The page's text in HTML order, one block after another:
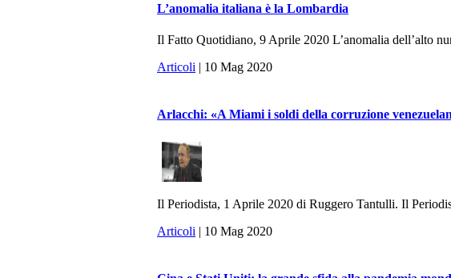
L’anomalia italiana è la Lombardia
Il Fatto Quotidiano, 9 Aprile 2020 L’anomalia dell’alto
Articoli | 10 Mag 2020
Arlacchi: «A Miami i soldi della corruzione
Il Periodista, 1 Aprile 2020 di Ruggero Tantulli. Il
Articoli | 10 Mag 2020